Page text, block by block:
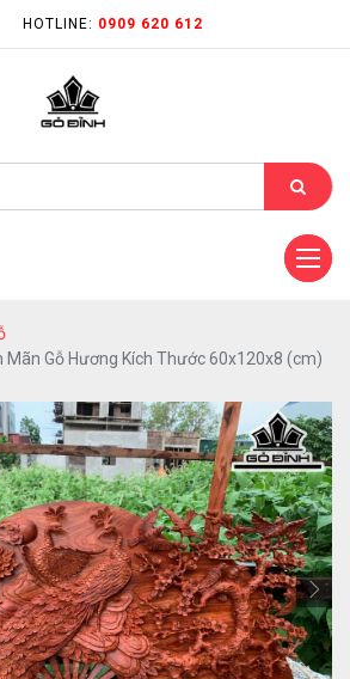
HOTLINE: 0909 620 612
Mãn Gỗ Hương Kích Thước 60x120x8 (cm)